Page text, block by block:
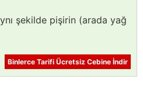
şekilde pişirin (arada yağ
Binlerce Tarifi Ücretsiz Cebine İndir